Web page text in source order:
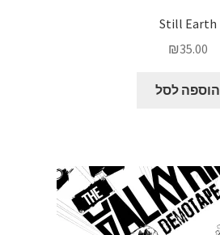
Still Earth
₪35.00
הוספה לסל